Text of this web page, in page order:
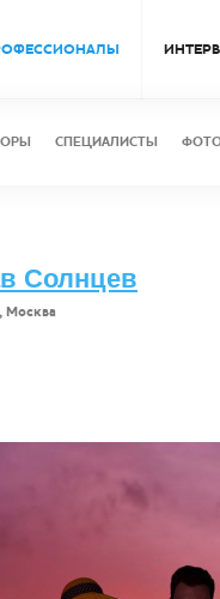
СПЕЦИАЛИСТЫ
Солнцев
Москва